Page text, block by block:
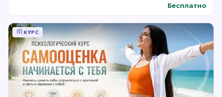
Бесплатно
КУРС